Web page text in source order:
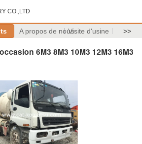
CO.,LTD
A propos de nousVisite d'usine >>
6M3 8M3 10M3 12M3 16M3